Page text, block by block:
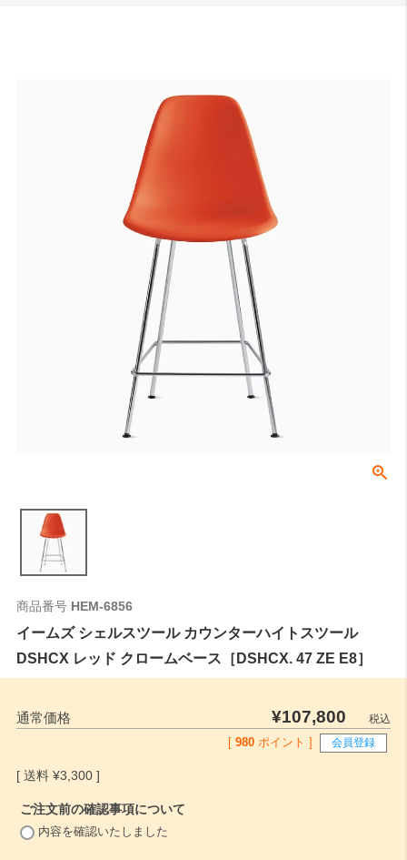
商品番号 HEM-6856
イームズ シェルスツール カウンターハイトスツール
DSHCX レッド クロームベース［DSHCX. 47 ZE E8］
通常価格 ¥107,800
税込
980 ポイント ] 会員登録
¥3,300
ご注文前の確認事項について
内容を確認いたしました